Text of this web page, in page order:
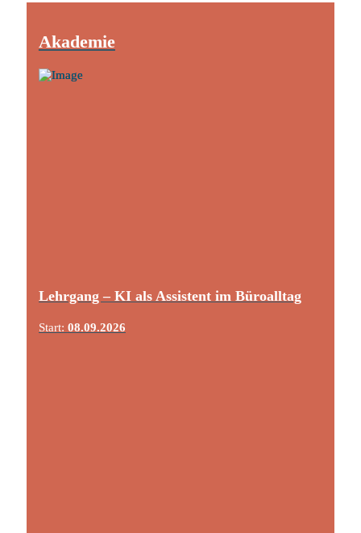
Akademie
Lehrgang – KI als Assistent im Büroalltag
Start: 08.09.2026